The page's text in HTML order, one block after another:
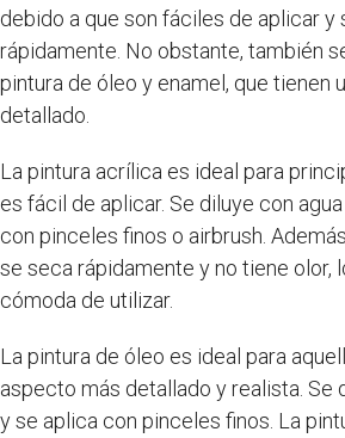
debido a que son fáciles de aplicar y
rápidamente. No obstante, también
pintura de óleo y enamel, que tienen
detallado.
La pintura acrílica es ideal para
es fácil de aplicar. Se diluye con
con pinceles finos o airbrush.
se seca rápidamente y no tiene olor,
cómoda de utilizar.
La pintura de óleo es ideal para
aspecto más detallado y realista. Se
y se aplica con pinceles finos. La